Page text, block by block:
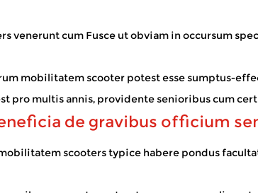
venerunt cum Fusce ut obviam in occursum
mobilitatem scooter potest esse sumptus-
pro multis annis, providente senioribus cum
de gravibus officium
scooters typice habere pondus